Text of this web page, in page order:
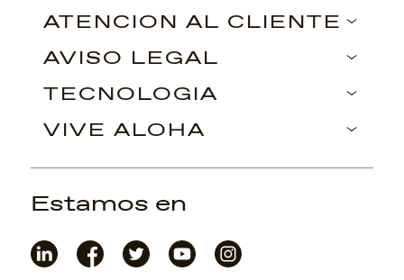
ATENCIÓN AL CLIENTE
AVISO LEGAL
TECNOLOGÍA
VIVE ALOHA
Estamos en